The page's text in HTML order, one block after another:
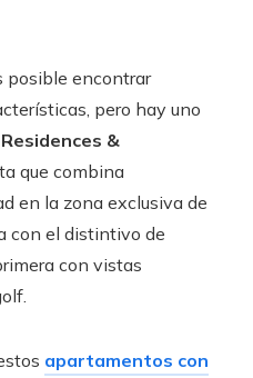
posible encontrar
pero hay uno
&
que combina
en la zona exclusiva de
con el distintivo de
con vistas
apartamentos con